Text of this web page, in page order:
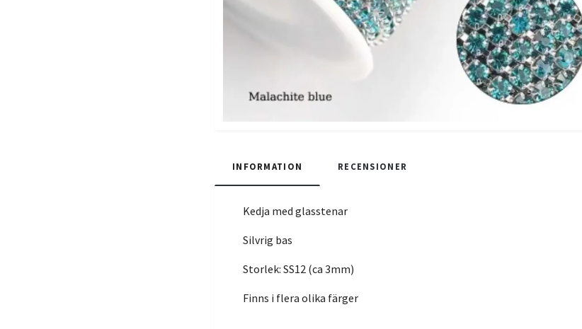
INFORMATION RECENSIONER
Kedja med glasstenar
Silvrig bas
Storlek: SS12 (ca 3mm)
Finns i flera olika färger